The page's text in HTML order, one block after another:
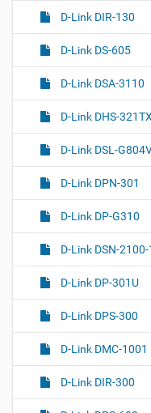
D-Link DIR-130
D-Link DS-605
D-Link DSA-3110
D-Link DHS-321TX
D-Link DSL-
D-Link DPN-301
D-Link DP-G310
D-Link DSN-2100-
D-Link DP-301U
D-Link DPS-300
D-Link DMC-1001
D-Link DIR-300